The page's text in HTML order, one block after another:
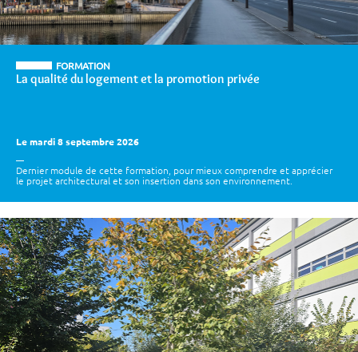
FORMATION
La qualité du logement et la promotion privée
Le mardi 8 septembre 2026
Dernier module de cette formation, pour mieux comprendre et apprécier
le projet architectural et son insertion dans son environnement.